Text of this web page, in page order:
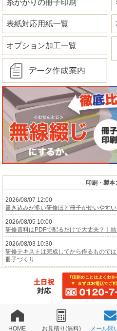
糸かがりの冊子印刷
表紙対応用紙一覧
オプション加工一覧
印刷・製本
2026/08/07 12:00
書き込みが多い研修ほど冊子が使いやす
2026/08/05 10:00
研修資料はPDFで配るだけで大丈夫？｜
2026/08/03 10:30
研修テキストは完成してから作るもので
冊子づくり
受付を混乱させるのは別紙だった｜当日
2026/07/27 13:00
2026/07/24 11:30
参加者はどこを読んでいるのか｜作る側
HOME お見積り(無料) メール問